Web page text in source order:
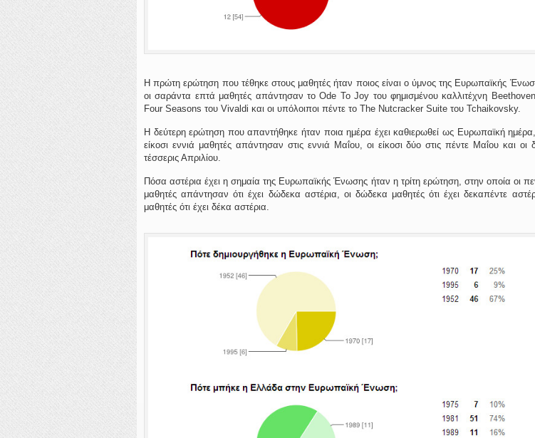
Η πρώτη ερώτηση που τέθηκε στους μαθητές ήταν ποιος είναι ο ύμνος της Ευρωπαϊκής
οι σαράντα επτά μαθητές απάντησαν το Ode To Joy του φημισμένου καλλιτέχνη
Four Seasons του Vivaldi και οι υπόλοιποι πέντε το The Nutcracker Suite του Tchaikovsky.
Η δεύτερη ερώτηση που απαντήθηκε ήταν ποια ημέρα έχει καθιερωθεί ως Ευρωπαϊκή
είκοσι εννιά μαθητές απάντησαν στις εννιά Μαΐου, οι είκοσι δύο στις πέντε Μαΐου και οι
τέσσερις Απριλίου.
Πόσα αστέρια έχει η σημαία της Ευρωπαϊκής Ένωσης ήταν η τρίτη ερώτηση, στην οποία οι
μαθητές απάντησαν ότι έχει δώδεκα αστέρια, οι δώδεκα μαθητές ότι έχει δεκαπέντε
μαθητές ότι έχει δέκα αστέρια.